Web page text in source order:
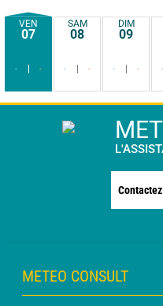
VEN
07
- -
SAM
08
- -
DIM
09
- - -
METEO CONSULT